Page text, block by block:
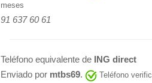
meses
91 637 60 61
Teléfono equivalente de
ING direct
Enviado por mtbs69.
Teléfono